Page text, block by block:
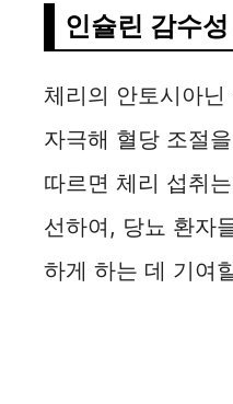
인슐린 감수
체리의 안토시아
자극해 혈당 조절
따르면 체리 섭취
선하여, 당뇨 환자
하게 하는 데 기여